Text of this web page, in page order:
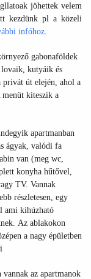
jöhettek velem
kezdünk pl a közeli
infóhoz
gabonaföldek
lovaik, kutyáik és
privát út elején, ahol a
menüt kiteszik a
apartmanban
ágyak, valódi fa
van (meg wc,
konyha hűtővel,
TV. Vannak
részletesen, egy
ami kihúzható
Az ablakokon
a nagy épületben
vannak az apartmanok